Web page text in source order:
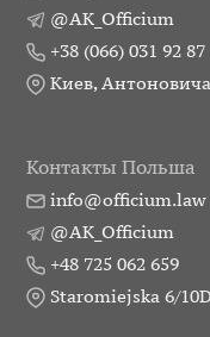
@AK_Officium
+38 (066) 031 92 87
Киев,
Контакты Польша
info@officium.law
@AK_Officium
+48 725 062 659
Staromiejska 6/